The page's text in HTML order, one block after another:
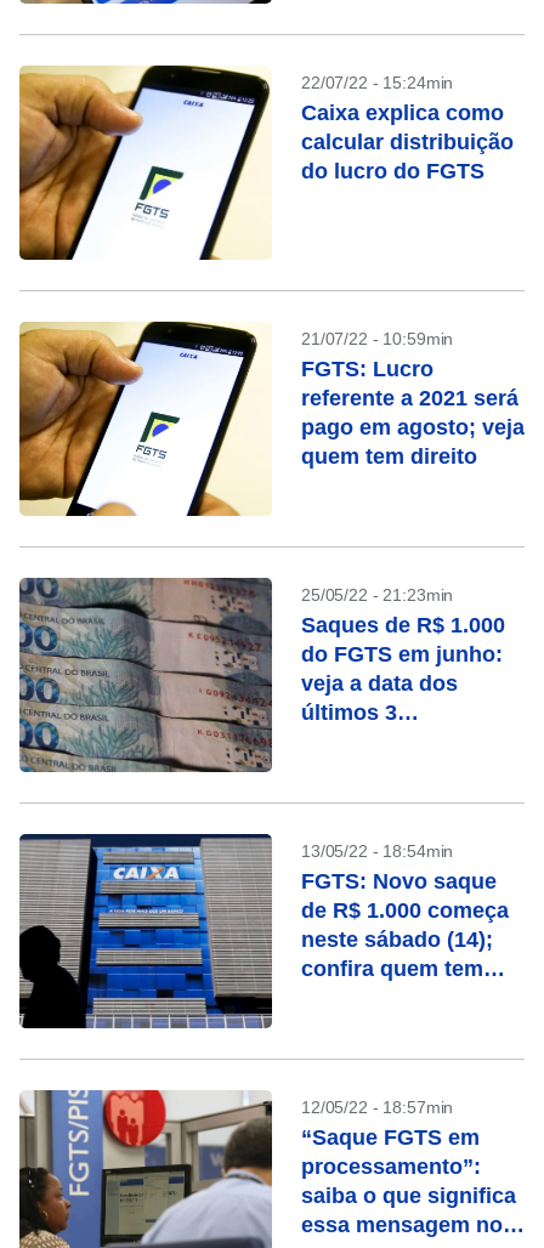
22/07/22 - 15:24min
Caixa explica como
calcular distribuição
do lucro do FGTS
21/07/22 - 10:59min
FGTS: Lucro
referente a 2021 será
pago em agosto; veja
quem tem direito
25/05/22 - 21:23min
Saques de R$ 1.000
do FGTS em junho:
veja a data dos
últimos 3
13/05/22 - 18:54min
FGTS: Novo saque
de R$ 1.000 começa
neste sábado (14);
confira quem tem
12/05/22 - 18:57min
“Saque FGTS em
processamento”:
saiba o que significa
essa mensagem no